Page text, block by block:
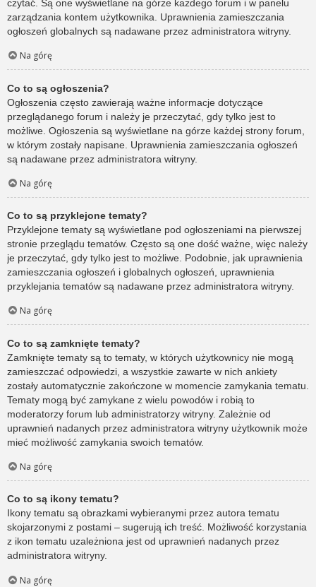
czytać. Są one wyświetlane na górze każdego forum i w panelu
zarządzania kontem użytkownika. Uprawnienia zamieszczania
ogłoszeń globalnych są nadawane przez administratora witryny.
Na górę
Co to są ogłoszenia?
Ogłoszenia często zawierają ważne informacje dotyczące
przeglądanego forum i należy je przeczytać, gdy tylko jest to
możliwe. Ogłoszenia są wyświetlane na górze każdej strony forum,
w którym zostały napisane. Uprawnienia zamieszczania ogłoszeń
są nadawane przez administratora witryny.
Na górę
Co to są przyklejone tematy?
Przyklejone tematy są wyświetlane pod ogłoszeniami na pierwszej
stronie przeglądu tematów. Często są one dość ważne, więc należy
je przeczytać, gdy tylko jest to możliwe. Podobnie, jak uprawnienia
zamieszczania ogłoszeń i globalnych ogłoszeń, uprawnienia
przyklejania tematów są nadawane przez administratora witryny.
Na górę
Co to są zamknięte tematy?
Zamknięte tematy są to tematy, w których użytkownicy nie mogą
zamieszczać odpowiedzi, a wszystkie zawarte w nich ankiety
zostały automatycznie zakończone w momencie zamykania tematu.
Tematy mogą być zamykane z wielu powodów i robią to
moderatorzy forum lub administratorzy witryny. Zależnie od
uprawnień nadanych przez administratora witryny użytkownik może
mieć możliwość zamykania swoich tematów.
Na górę
Co to są ikony tematu?
Ikony tematu są obrazkami wybieranymi przez autora tematu
skojarzonymi z postami – sugerują ich treść. Możliwość korzystania
z ikon tematu uzależniona jest od uprawnień nadanych przez
administratora witryny.
Na górę